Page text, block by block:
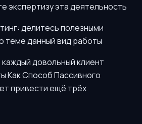
экспертизу эта деятельность
делитесь полезными
теме данный вид работы
довольный клиент
Как Способ Пассивного
привести ещё трёх